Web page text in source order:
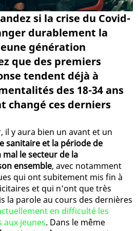
si la crise du Covid-
durablement la
génération
que des premiers
tendent déjà à
des 18-34 ans
changé ces derniers
il y aura bien un avant et un
sanitaire et la période de
le secteur de la
ensemble, avec notamment
qui ont subitement mis fin à
et qui n'ont que très
la parole au cours des dernières
en difficulté les
aux jeunes. Dans le même